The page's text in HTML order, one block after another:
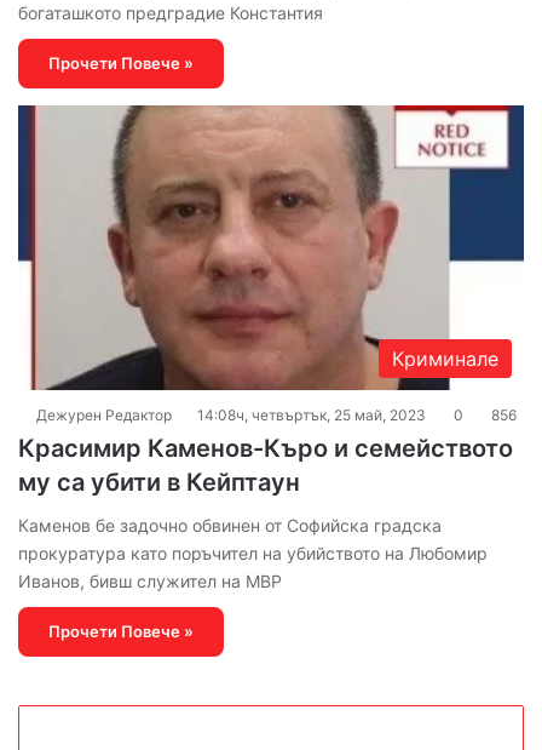
богаташкото предградие Константия
Прочети Повече »
Криминале
Дежурен Редактор 14:08ч, четвъртък, 25 май, 2023 0 856
Красимир Каменов-Къро и семейството
му са убити в Кейптаун
Каменов бе задочно обвинен от Софийска градска
прокуратура като поръчител на убийството на Любомир
Иванов, бивш служител на МВР
Прочети Повече »